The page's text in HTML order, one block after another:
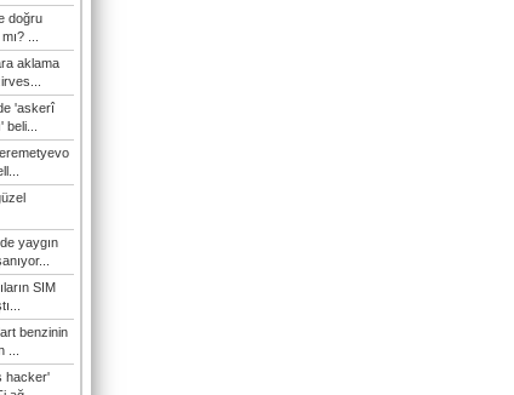
doğru
...
aklama
'askerî
beli...
yaygın
SIM
benzinin
...
hacker'